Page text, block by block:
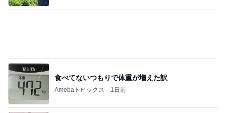
ガランとしていたガチャガチャコーナー
Amebaトピックス 2日前